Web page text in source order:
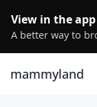
View in the app
A better way to
mammyland